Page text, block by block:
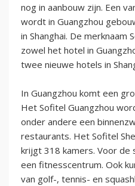
nog in aanbouw zijn. Een
wordt in Guangzhou
in Shanghai. De
zowel het hotel in
twee nieuwe hotels in
In Guangzhou komt een
Het Sofitel Guangzhou
onder andere een
restaurants. Het Sofitel
krijgt 318 kamers. Voor
een fitnesscentrum. Ook
van golf-, tennis- en